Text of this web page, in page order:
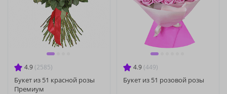
4.9 (2585)
Букет из 51 красной розы
Премиум
4.9 (449)
Букет из 51 розовой розы